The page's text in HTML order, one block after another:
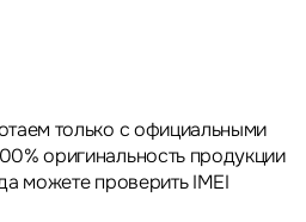
только с официальными
оригинальность продукции
можете проверить IMEI